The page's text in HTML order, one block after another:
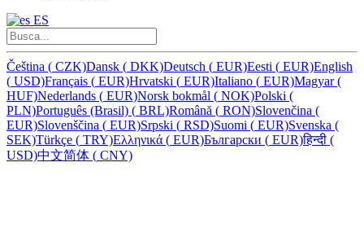
ES
Čeština ( CZK)Dansk ( DKK)Deutsch ( EUR)Eesti ( EUR)English
( USD)Français ( EUR)Hrvatski ( EUR)Italiano ( EUR)Magyar(
HUF)Nederlands ( EUR)Norsk bokmål ( NOK)Polski (
PLN)Português (Brasil) ( BRL)Română ( RON)Slovenčina (
EUR)Slovenščina ( EUR)Srpski ( RSD)Suomi ( EUR)Svenska (
SEK)Türkçe ( TRY)Ελληνικά ( EUR)Български ( EUR)हिन्दी (
USD)中文简体 ( CNY)